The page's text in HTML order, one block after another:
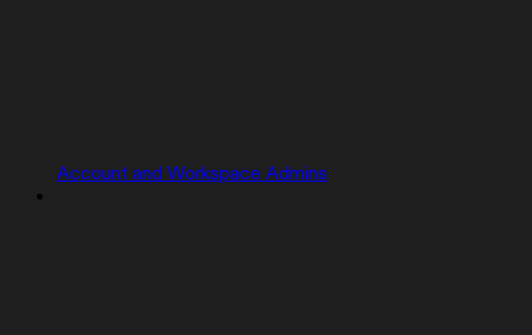
Account and Workspace Admins